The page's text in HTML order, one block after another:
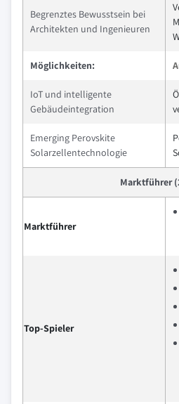
Begrenztes Bewusstsein bei
Architekten und Ingenieuren
Möglichkeiten:
IoT und intelligente
Gebäudeintegration
Emerging Perovskite
Solarzellentechnologie
Marktführer
Marktführer
Top-Spieler